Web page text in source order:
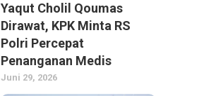
Yaqut Cholil Qoumas
Dirawat, KPK Minta RS
Polri Percepat
Penanganan Medis
Juni 29, 2026